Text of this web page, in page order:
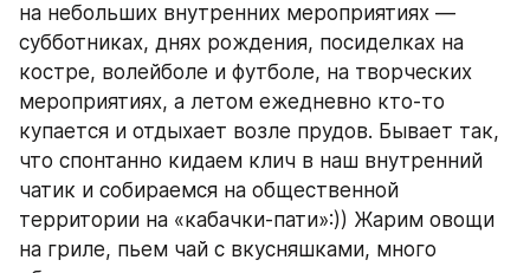
на небольших внутренних мероприятиях —
субботниках, днях рождения, посиделках на
костре, волейболе и футболе, на творческих
мероприятиях, а летом ежедневно кто-то
купается и отдыхает возле прудов. Бывает так,
что спонтанно кидаем клич в наш внутренний
чатик и собираемся на общественной
территории на «кабачки-пати»:)) Жарим овощи
на гриле, пьем чай с вкусняшками, много